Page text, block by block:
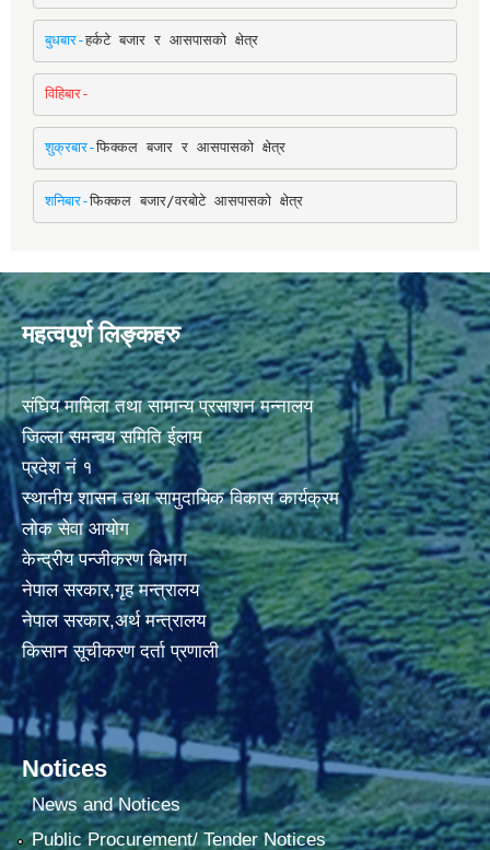
बुधबार-हर्कटे बजार र आसपासको क्षेत्र
विहिबार-
शुक्रबार-फिक्कल बजार र आसपासको क्षेत्र
शनिबार-फिक्कल बजार/वरबोटे आसपासको क्षेत्र
महत्वपूर्ण लिङ्कहरु
संघिय मामिला तथा सामान्य प्रसाशन मन्नालय
जिल्ला समन्वय समिति ईलाम
प्रदेश नं १
स्थानीय शासन तथा सामुदायिक विकास कार्यक्रम
लोक सेवा आयोग
केन्द्रीय पन्जीकरण बिभाग
नेपाल सरकार,गृह मन्त्रालय
नेपाल सरकार,अर्थ मन्त्रालय
किसान सूचीकरण दर्ता प्रणाली
Notices
News and Notices
Public Procurement/ Tender Notices